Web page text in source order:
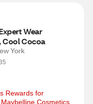
Wear
Cool Cocoa
York
Rewards for
Cosmetics